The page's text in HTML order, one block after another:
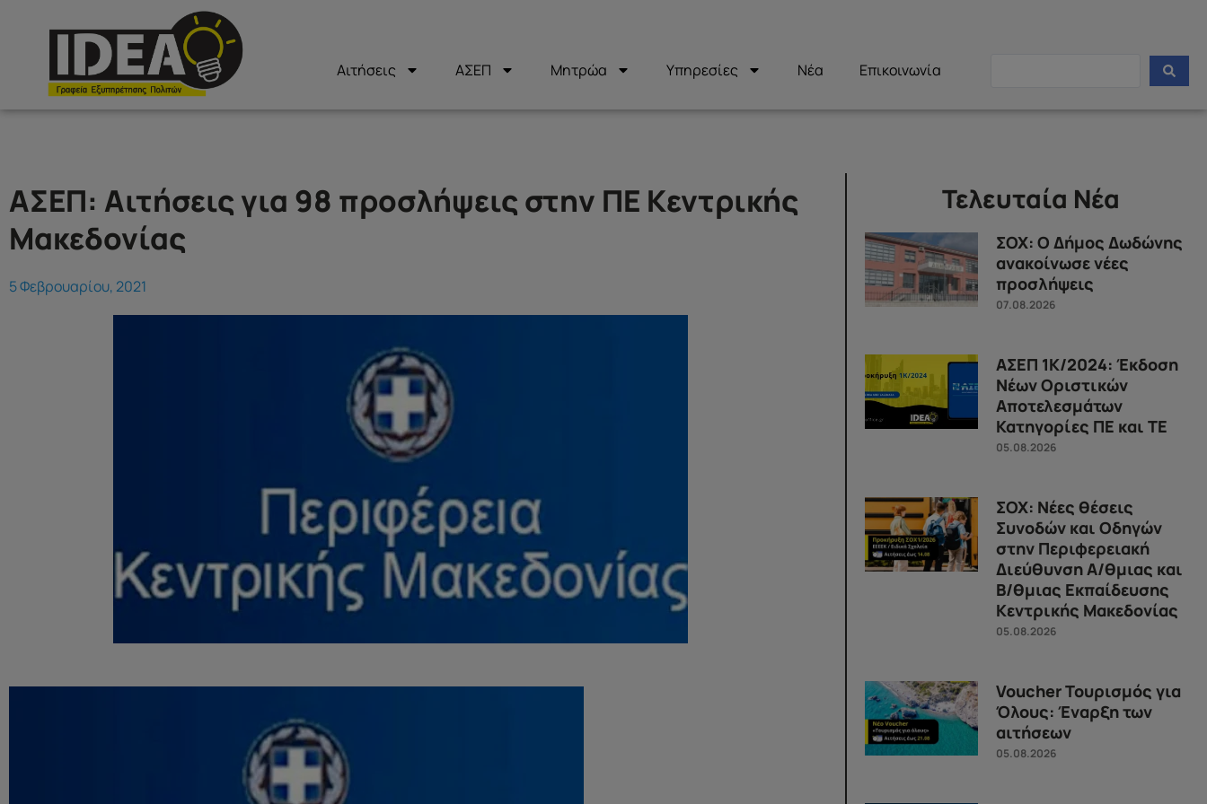
Αιτήσεις ΑΣΕΠ Μητρώα Υπηρεσίες Νέα Επικοινωνία
ΑΣΕΠ: Αιτήσεις για 98 προσλήψεις στην ΠΕ Κεντρικής
Μακεδονίας
5 Φεβρουαρίου, 2021
Τελευταία Νέα
ΣΟΧ: Ο Δήμος Δωδώνης
ανακοίνωσε νέες
προσλήψεις
07.08.2026
ΑΣΕΠ 1Κ/2024: Έκδοση
Νέων Οριστικών
Αποτελεσμάτων
Κατηγορίες ΠΕ και ΤΕ
05.08.2026
ΣΟΧ: Νέες θέσεις
Συνοδών και Οδηγών
στην Περιφερειακή
Διεύθυνση Α/θμιας και
Β/θμιας Εκπαίδευσης
Κεντρικής Μακεδονίας
05.08.2026
Voucher Τουρισμός για
Όλους: Έναρξη των
αιτήσεων
05.08.2026